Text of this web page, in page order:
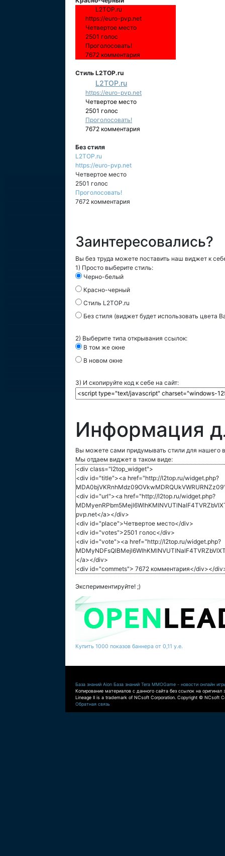
L2TOP.ru
https://euro-pvp.net
Четвертое место
2501 голос
Проголосовать!
7672 комментария
Стиль L2TOP.ru
L2TOP.ru
https://euro-pvp.net
Четвертое место
2501 голос
Проголосовать!
7672 комментария
Без стиля
L2TOP.ru
https://euro-pvp.net
Четвертое место
2501 голос
Проголосовать!
7672 комментария
Заинтересовались?
Вы без труда можете поставить наш виджет к
1) Просто выберите стиль:
Черно-белый
Красно-черный
Стиль L2TOP.ru
Без стиля (виджет будет использовать цвета
2) Выберите типа открывания ссылок:
В том же окне
В новом окне
3) И скопируйте код к себе на сайт:
Информация
Вы можете сами придумывать стили для нашего
Мы отдаем виджет в таком виде:
<div class="l2top_widget">
<div id="title"><a href="http://l2top.ru/widget.php?
<div id="url"><a href="http://l2top.ru/widget.php?
pvp.net</a></div>
<div id="place">Четвертое место</div>
<div id="votes">2501 голос</div>
<div id="vote"><a href="http://l2top.ru/widget.php?
</a></div>
<div id="commets"> 7672 комментария</div></
Экспериментируйте! ;)
Купить 1000 показов баннера от 0,11 у.е.
База знаний Aion База знаний Tera MMOGame - новости онлайн
Копирование материалов с данного сайта без ссылок на оригинал
Lineage II is a trademark of NCsoft Corporation. Copyright © NCsoft
Обратная связь